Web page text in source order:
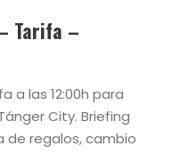
Tarifa –
a las 12:00h para
City. Briefing
de regalos, cambio